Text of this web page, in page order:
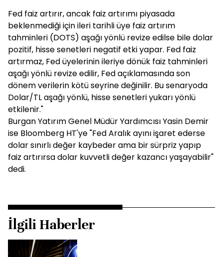
Fed faiz artırır, ancak faiz artırımı piyasada
beklenmediği için ileri tarihli üye faiz artırım
tahminleri (DOTS) aşağı yönlü revize edilse bile dolar
pozitif, hisse senetleri negatif etki yapar. Fed faiz
artırmaz, Fed üyelerinin ileriye dönük faiz tahminleri
aşağı yönlü revize edilir, Fed açıklamasında son
dönem verilerin kötü seyrine değinilir. Bu senaryoda
Dolar/TL aşağı yönlü, hisse senetleri yukarı yönlü
etkilenir."
Burgan Yatırım Genel Müdür Yardımcısı Yasin Demir
ise Bloomberg HT'ye "Fed Aralık ayını işaret ederse
dolar sınırlı değer kaybeder ama bir sürpriz yapıp
faiz artırırsa dolar kuvvetli değer kazancı yaşayabilir"
dedi.
İlgili Haberler